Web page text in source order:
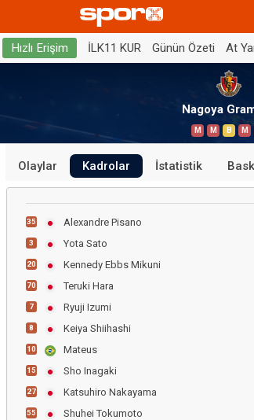
Hızlı Erişim İLK11 KUR Günün Özeti At
Nagoya
M M B M
Olaylar Kadrolar İstatistik
35 Alexandre Pisano
3 Yota Sato
20 Kennedy Ebbs Mikuni
70 Teruki Hara
7 Ryuji Izumi
8 Keiya Shiihashi
10 Mateus
15 Sho Inagaki
27 Katsuhiro Nakayama
55 Shuhei Tokumoto